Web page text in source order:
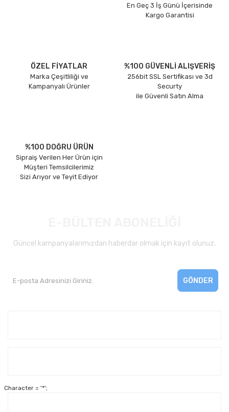
En Geç 3 İş Günü İçerisinde
Kargo Garantisi
ÖZEL FİYATLAR
Marka Çeşitliliği ve
Kampanyalı Ürünler
%100 GÜVENLİ ALIŞVERİŞ
256bit SSL Sertifikası ve 3d
Securty
ile Güvenli Satın Alma
%100 DOĞRU ÜRÜN
Sipraiş Verilen Her Ürün için
Müşteri Temsilcilerimiz
Sizi Arıyor ve Teyit Ediyor
Güncel kampanyalarımızdan haberdar olmak için kayıt olunuz.
GÖNDER
Character = '*';